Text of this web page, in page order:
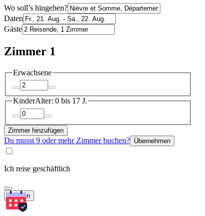
Wo soll’s hingehen?
Daten
Gäste
Zimmer 1
Erwachsene
KinderAlter: 0 bis 17 J.
Zimmer hinzufügen
Du musst 9 oder mehr Zimmer buchen? Übernehmen
Ich reise geschäftlich
Suchen